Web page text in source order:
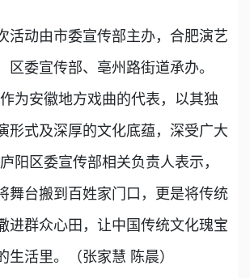
动由市委宣传部主办，合肥演艺
区委宣传部、亳州路街道承办。
为安徽地方戏曲的代表，以其独
形式及深厚的文化底蕴，深受广大
阳区委宣传部相关负责人表示，
舞台搬到百姓家门口，更是将传统
进群众心田，让中国传统文化瑰宝
生活里。（张家慧 陈晨）